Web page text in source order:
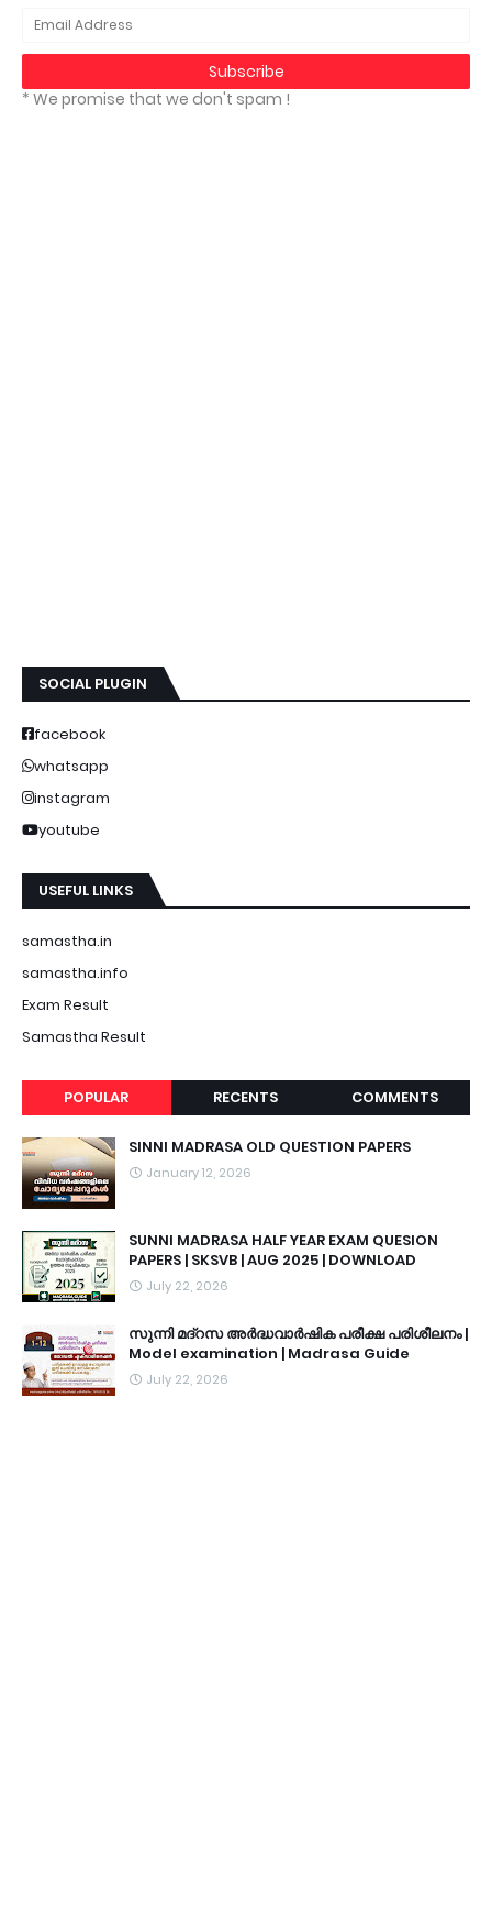
* We promise that we don't spam !
SOCIAL PLUGIN
facebook
whatsapp
instagram
youtube
USEFUL LINKS
samastha.in
samastha.info
Exam Result
Samastha Result
POPULAR RECENTS COMMENTS
SINNI MADRASA OLD QUESTION PAPERS
January 12, 2026
SUNNI MADRASA HALF YEAR EXAM QUESION
PAPERS | SKSVB | AUG 2025 | DOWNLOAD
July 22, 2026
സുന്നി മദ്റസ അർദ്ധവാർഷിക പരീക്ഷ പരിശീലനം |
Model examination | Madrasa Guide
July 22, 2026